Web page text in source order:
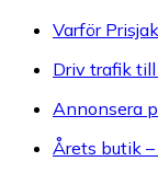
Varför
Driv trafik
Annonsera
Årets butik